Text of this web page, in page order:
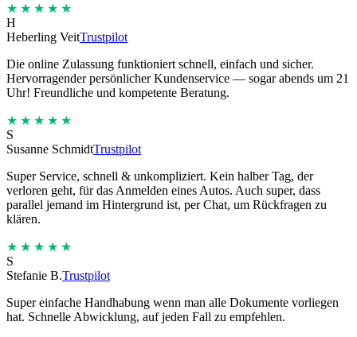
★★★★★
H
Heberling VeitTrustpilot
Die online Zulassung funktioniert schnell, einfach und sicher.
Hervorragender persönlicher Kundenservice — sogar abends um 21
Uhr! Freundliche und kompetente Beratung.
★★★★★
S
Susanne SchmidtTrustpilot
Super Service, schnell & unkompliziert. Kein halber Tag, der
verloren geht, für das Anmelden eines Autos. Auch super, dass
parallel jemand im Hintergrund ist, per Chat, um Rückfragen zu
klären.
★★★★★
S
Stefanie B.Trustpilot
Super einfache Handhabung wenn man alle Dokumente vorliegen
hat. Schnelle Abwicklung, auf jeden Fall zu empfehlen.